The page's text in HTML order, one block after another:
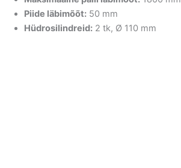
Piide läbimõõt: 50 mm
Hüdrosilindreid: 2 tk, Ø 110 mm